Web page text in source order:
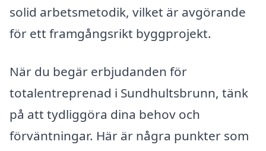
solid arbetsmetodik, vilket är avgörande
för ett framgångsrikt byggprojekt.
När du begär erbjudanden för
totalentreprenad i Sundhultsbrunn, tänk
på att tydliggöra dina behov och
förväntningar. Här är några punkter som